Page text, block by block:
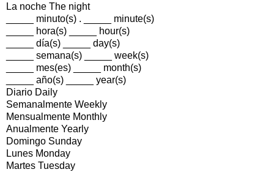
La noche The night
_____ minuto(s) . _____ minute(s)
_____ hora(s) _____ hour(s)
_____ día(s) _____ day(s)
_____ semana(s) _____ week(s)
_____ mes(es) _____ month(s)
_____ año(s) _____ year(s)
Diario Daily
Semanalmente Weekly
Mensualmente Monthly
Anualmente Yearly
Domingo Sunday
Lunes Monday
Martes Tuesday